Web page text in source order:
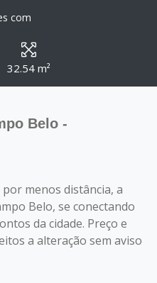
com
32.54 m²
Belo -
menos distância, a
Belo, se conectando
da cidade. Preço e
a alteração sem aviso